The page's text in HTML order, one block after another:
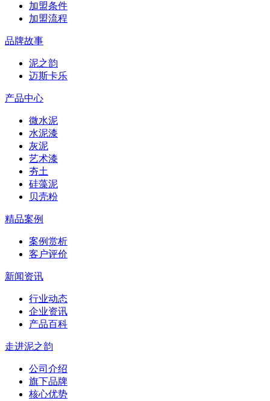
加盟条件
加盟流程
品牌故事
泥之韵
迈斯卡乐
产品中心
微水泥
水泥漆
灰泥
艺术漆
夯土
硅藻泥
贝壳粉
精品案例
案例赏析
客户评价
新闻资讯
行业动态
企业资讯
产品百科
走进泥之韵
公司介绍
旗下品牌
核心优势